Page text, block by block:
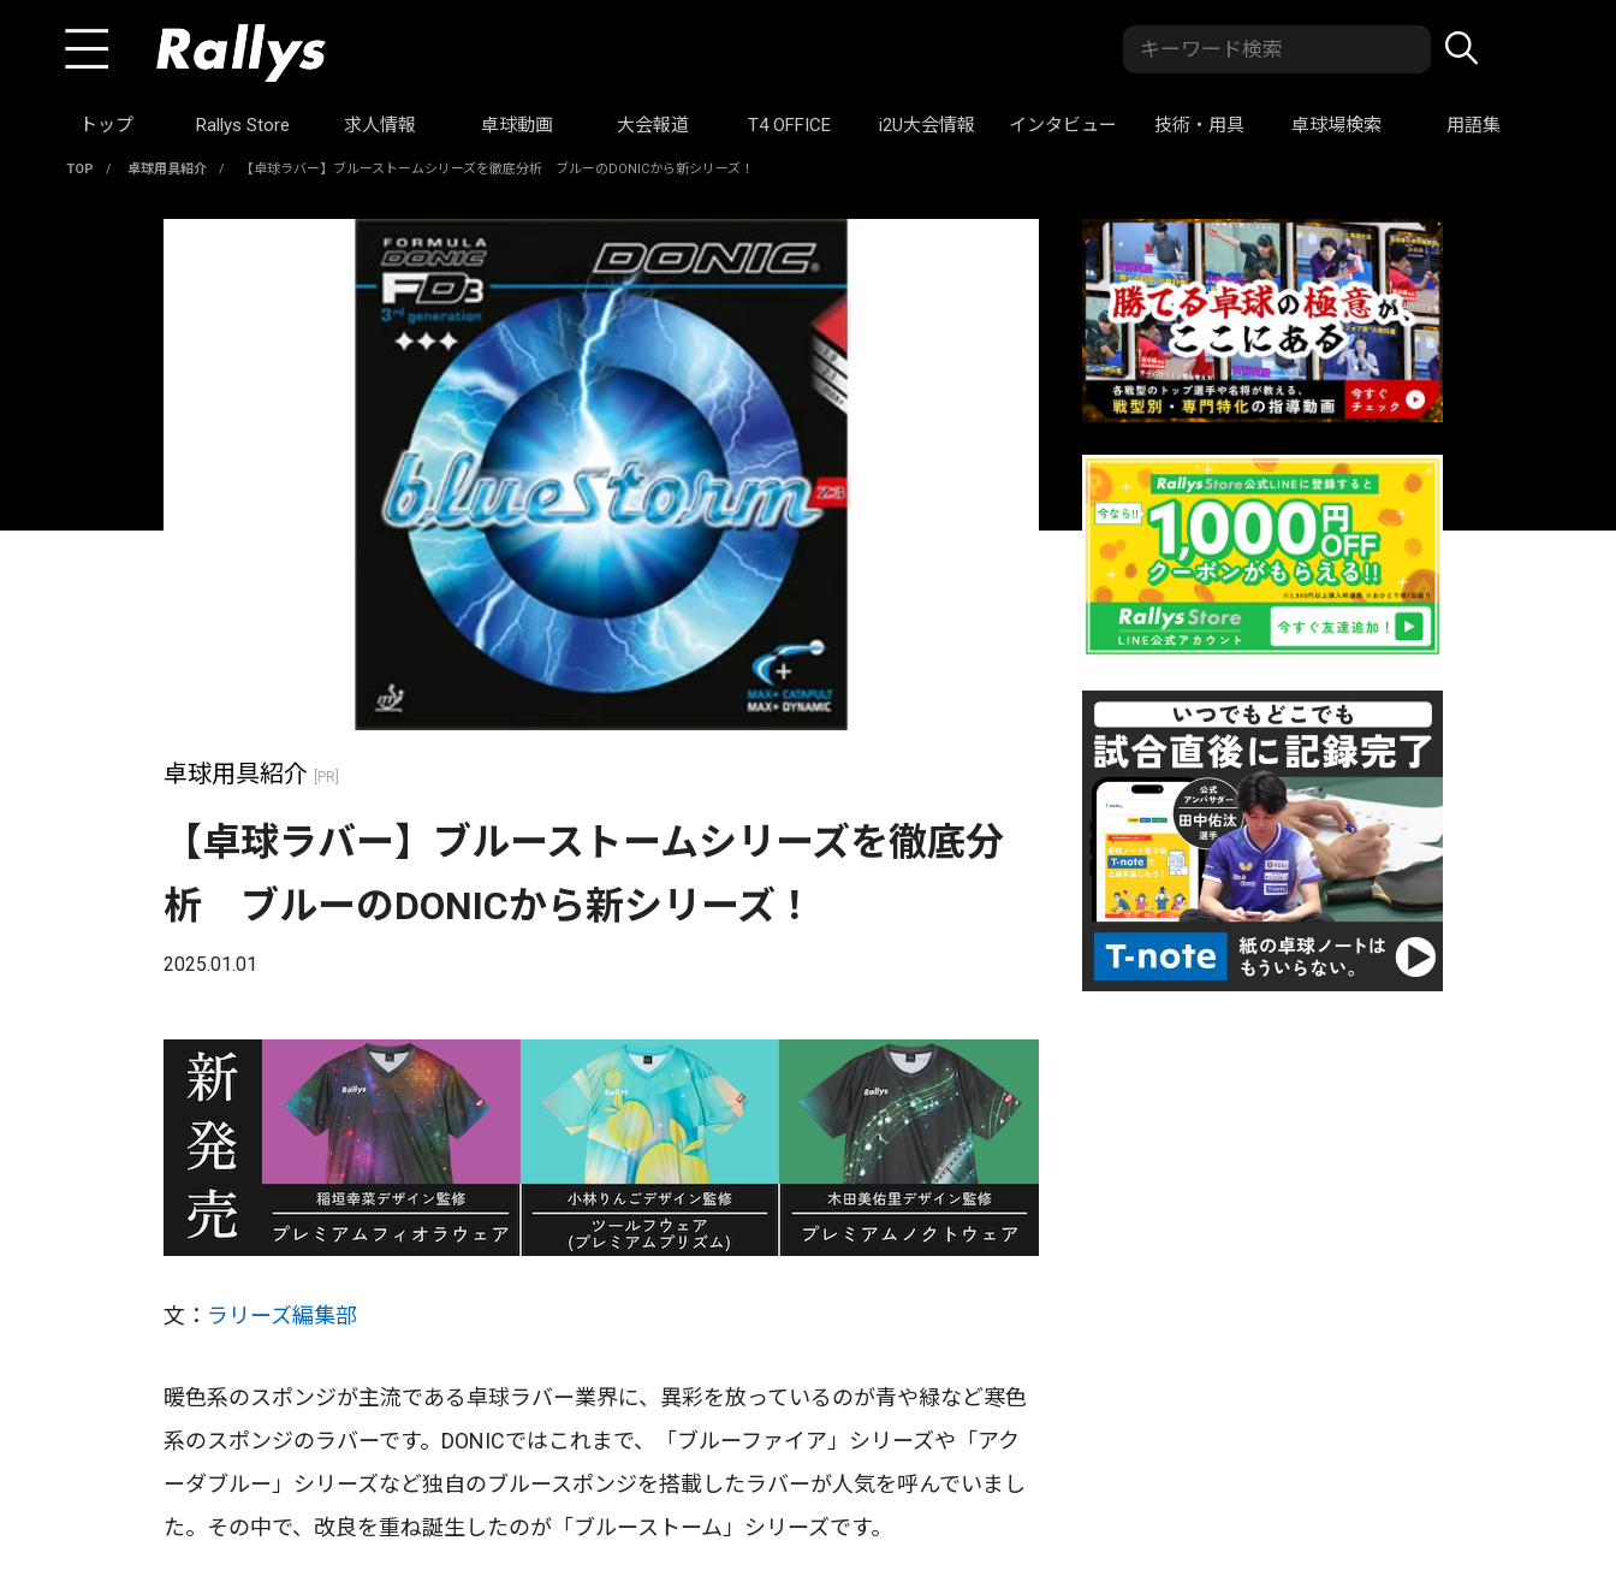
トップ Rallys Store 求人情報 卓球動画 大会報道 T4 OFFICE i2U大会情報 インタビュー 技術・用具 卓球場検索 用語集
TOP / 卓球用具紹介 / 【卓球ラバー】ブルーストームシリーズを徹底分析 ブルーのDONICから新シリーズ！
卓球用具紹介 [PR]
【卓球ラバー】ブルーストームシリーズを徹底分
析 ブルーのDONICから新シリーズ！
2025.01.01
文： ラリーズ編集部
暖色系のスポンジが主流である卓球ラバー業界に、異彩を放っているのが青や緑など寒色
系のスポンジのラバーです。DONICではこれまで、「ブルーファイア」シリーズや「アク
ーダブルー」シリーズなど独自のブルースポンジを搭載したラバーが人気を呼んでいまし
た。その中で、改良を重ね誕生したのが「ブルーストーム」シリーズです。